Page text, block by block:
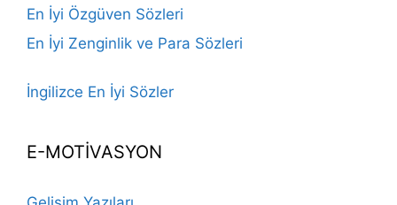
En İyi Özgüven Sözleri
En İyi Zenginlik ve Para Sözleri
İngilizce En İyi Sözler
E-MOTİVASYON